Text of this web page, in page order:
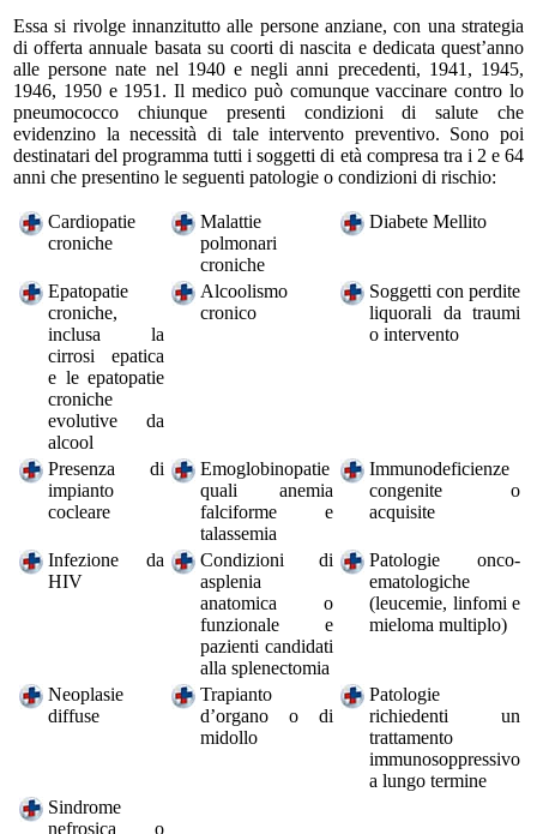
Essa si rivolge innanzitutto alle persone anziane, con una strategia
di offerta annuale basata su coorti di nascita e dedicata quest’anno
alle persone nate nel 1940 e negli anni precedenti, 1941, 1945,
1946, 1950 e 1951. Il medico può comunque vaccinare contro lo
pneumococco chiunque presenti condizioni di salute che
evidenzino la necessità di tale intervento preventivo. Sono poi
destinatari del programma tutti i soggetti di età compresa tra i 2 e 64
anni che presentino le seguenti patologie o condizioni di rischio:
Cardiopatie
croniche
Malattie
polmonari
croniche
Diabete Mellito
Epatopatie
croniche,
inclusa la
cirrosi epatica
e le epatopatie
croniche
evolutive da
alcool
Alcoolismo
cronico
Soggetti con perdite
liquorali da traumi
o intervento
Presenza di
impianto
cocleare
Emoglobinopatie
quali anemia
falciforme e
talassemia
Immunodeficienze
congenite o
acquisite
Infezione da
HIV
Condizioni di
asplenia
anatomica o
funzionale e
pazienti candidati
alla splenectomia
Patologie onco-
ematologiche
(leucemie, linfomi e
mieloma multiplo)
Neoplasie
diffuse
Trapianto
d’organo o di
midollo
Patologie
richiedenti un
trattamento
immunosoppressivo
a lungo termine
Sindrome
nefrosica o